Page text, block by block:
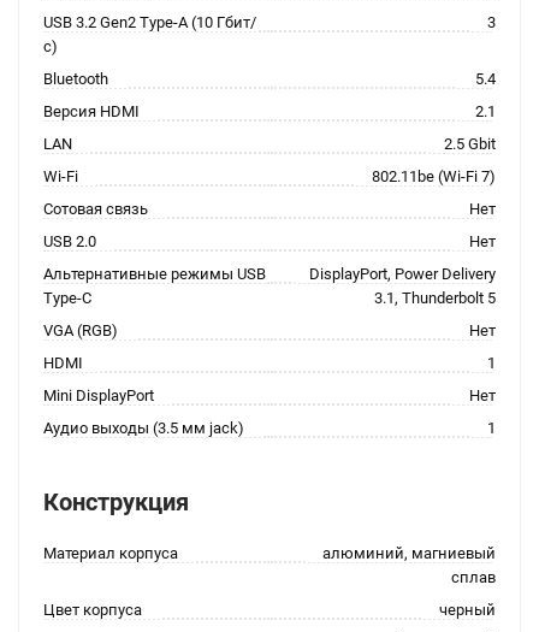
USB 3.2 Gen2 Type-A (10 Гбит/
с)
3
Bluetooth
5.4
Версия HDMI
2.1
LAN
2.5 Gbit
Wi-Fi
802.11be (Wi-Fi 7)
Сотовая связь
Нет
USB 2.0
Нет
Альтернативные режимы USB
Type-C
DisplayPort, Power Delivery
3.1, Thunderbolt 5
VGA (RGB)
Нет
HDMI
1
Mini DisplayPort
Нет
Аудио выходы (3.5 мм jack)
1
Конструкция
Материал корпуса
алюминий, магниевый
сплав
Цвет корпуса
черный